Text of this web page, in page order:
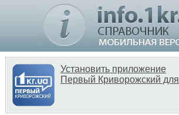
Установить приложение
Первый Криворожский для